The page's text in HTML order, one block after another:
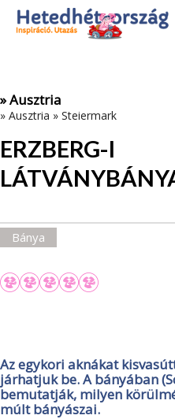
Az oldal sütiket (cookies)
Adatvédelmi tájékoztató
» Ausztria
» Ausztria » Steiermark
ERZBERG-I
Bánya
Az egykori aknákat
járhatjuk be. A bányában
bemutatják, milyen
múlt bányászai.